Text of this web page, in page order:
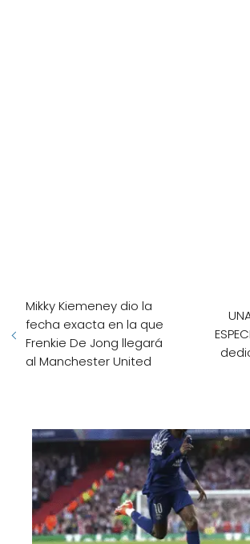
Mikky Kiemeney dio la
fecha exacta en la que
Frenkie De Jong llegará
al Manchester United